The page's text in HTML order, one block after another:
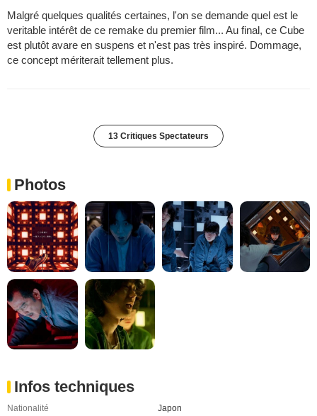
Malgré quelques qualités certaines, l'on se demande quel est le
veritable intérêt de ce remake du premier film... Au final, ce Cube
est plutôt avare en suspens et n'est pas très inspiré. Dommage,
ce concept mériterait tellement plus.
13 Critiques Spectateurs
Photos
Infos techniques
Nationalité
Japon